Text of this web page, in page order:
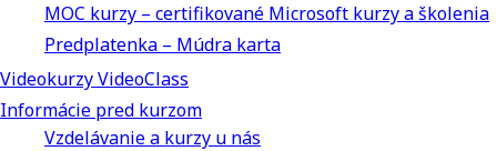
MOC kurzy – certifikované Microsoft kurzy a školenia
Predplatenka – Múdra karta
Videokurzy VideoClass
Informácie pred kurzom
Vzdelávanie a kurzy u nás